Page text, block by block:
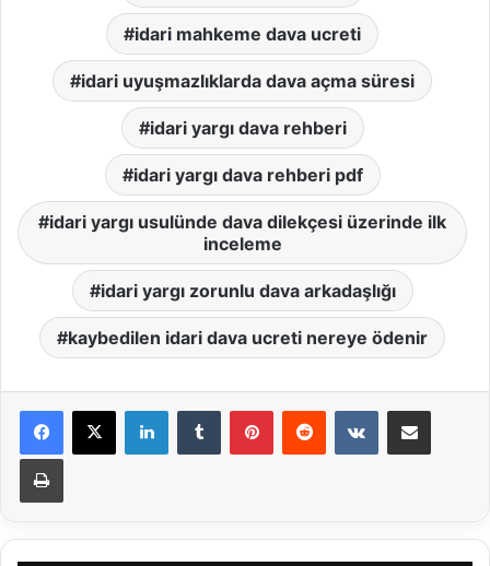
idari mahkeme dava ucreti
idari uyuşmazlıklarda dava açma süresi
idari yargı dava rehberi
idari yargı dava rehberi pdf
idari yargı usulünde dava dilekçesi üzerinde ilk
inceleme
idari yargı zorunlu dava arkadaşlığı
kaybedilen idari dava ucreti nereye ödenir
LinkedInTumblr PinterestReddit VKontakteE-Posta ile paylaş
Yazdır